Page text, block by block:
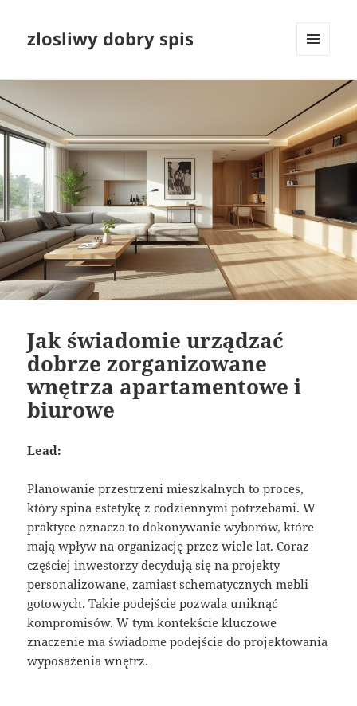
zlosliwy dobry spis
WIDGETY
Jak świadomie urządzać
dobrze zorganizowane
wnętrza apartamentowe i
biurowe
Lead:
Planowanie przestrzeni mieszkalnych to proces,
który spina estetykę z codziennymi potrzebami. W
praktyce oznacza to dokonywanie wyborów, które
mają wpływ na organizację przez wiele lat. Coraz
częściej inwestorzy decydują się na projekty
personalizowane, zamiast schematycznych mebli
gotowych. Takie podejście pozwala uniknąć
kompromisów. W tym kontekście kluczowe
znaczenie ma świadome podejście do projektowania
wyposażenia wnętrz.